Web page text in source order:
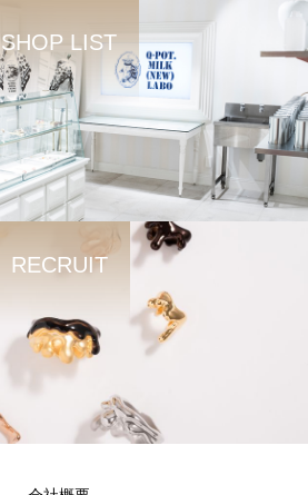
SHOP LIST
RECRUIT